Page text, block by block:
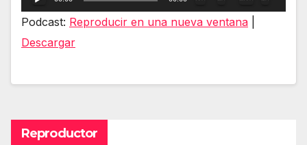
de
audio
Podcast: Reproducir en una nueva ventana
Descargar
Reproductor